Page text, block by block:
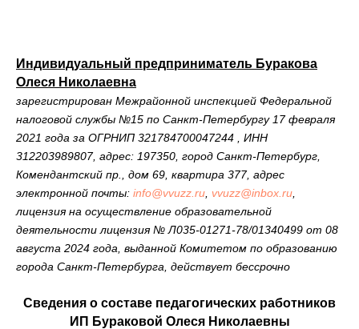
Индивидуальный предприниматель Буракова
Олеся Николаевна
зарегистрирован Межрайонной инспекцией Федеральной
налоговой службы №15 по Санкт-Петербургу 17 февраля
2021 года за ОГРНИП 321784700047244 , ИНН
312203989807, адрес: 197350, город Санкт-Петербург,
Комендантский пр., дом 69, квартира 377, адрес
электронной почты: info@vvuzz.ru vvuzz@inbox.ru
лицензия на осуществление образовательной
деятельности лицензия № Л035-01271-78/01340499 от 08
августа 2024 года, выданной Комитетом по образованию
города Санкт-Петербурга, действует бессрочно
Сведения о составе педагогических работников
ИП Бураковой Олеся Николаевны